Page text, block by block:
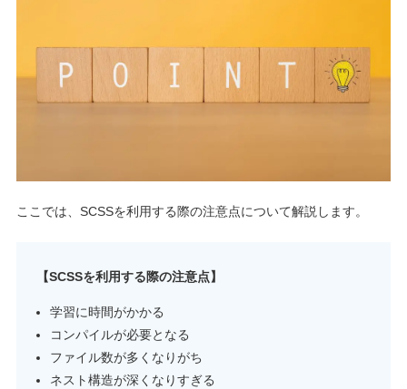
ここでは、SCSSを利用する際の注意点について解説します。
【SCSSを利用する際の注意点】
学習に時間がかかる
コンパイルが必要となる
ファイル数が多くなりがち
ネスト構造が深くなりすぎる